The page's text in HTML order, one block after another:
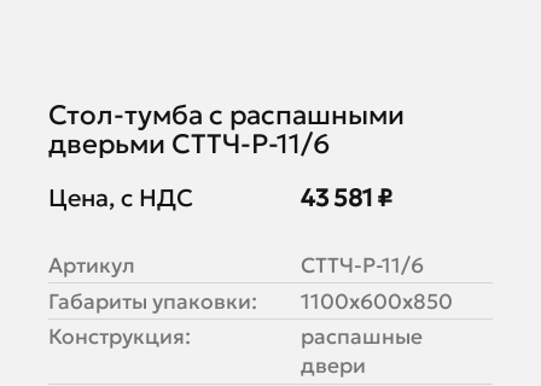
Стол-тумба с распашными
дверьми СТТЧ-Р-11/6
Цена, с НДС 43 581 ₽
Артикул
СТТЧ-Р-11/6
Габариты упаковки:
1100х600х850
Конструкция:
распашные
двери